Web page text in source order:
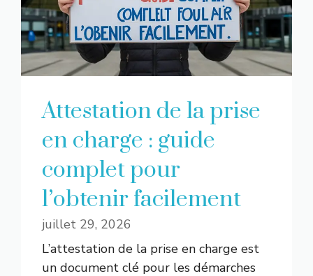
Attestation de la prise
en charge : guide
complet pour
l’obtenir facilement
juillet 29, 2026
L’attestation de la prise en charge est
un document clé pour les démarches